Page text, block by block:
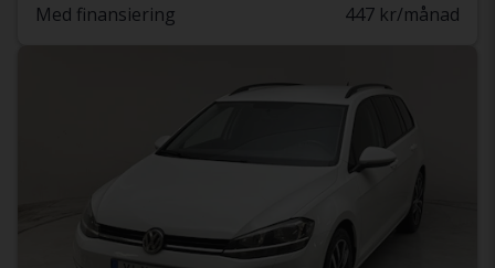
Med finansiering 447 kr/månad